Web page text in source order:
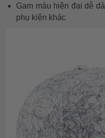
Gam màu hiện đại dễ
phụ kiện khác